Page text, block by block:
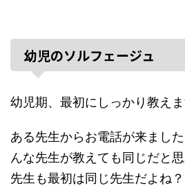
幼児のソルフェージュ
幼児期、最初にしっかり教えま
ある先生からお電話が来まし
んな先生が教えても同じだと
先生も最初は同じ先生だよね